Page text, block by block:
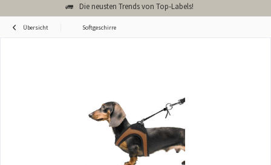
Die neusten Trends von Top-Labels!
Übersicht Softgeschirre